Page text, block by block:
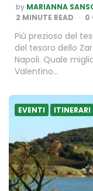
POSTED
BY
by MARIANNA
2 MINUTE READ 0
Più prezioso del
del tesoro dello
Napoli. Quale
Valentino…
EVENTI